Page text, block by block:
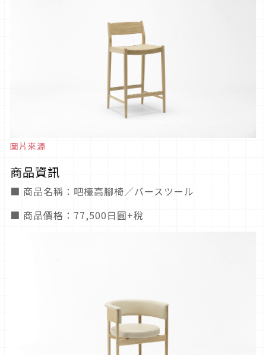
圖片來源
商品資訊
■ 商品名稱：吧檯高腳椅／バースツール
■ 商品價格：77,500日圓+稅